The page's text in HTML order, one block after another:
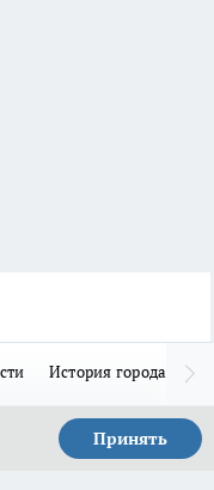
История города Н
Принять